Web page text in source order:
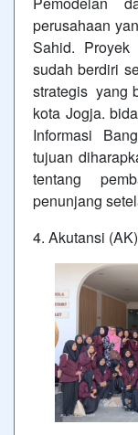
perusahaan
Sahid.
sudah berdiri
strategis yang
kota Jogja.
Informasi
tujuan
tentang
penunjang
4. Akutansi